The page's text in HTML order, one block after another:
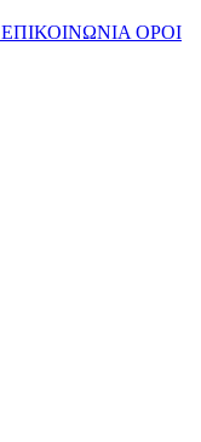
ΕΠΙΚΟΙΝΩΝΙΑ ΟΡΟΙ